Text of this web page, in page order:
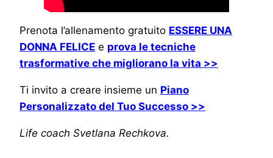
Prenota l’allenamento gratuito ESSERE UNA
DONNA FELICE e prova le tecniche
trasformative che migliorano la vita >>
Ti invito a creare insieme un Piano
Personalizzato del Tuo Successo >>
Life coach Svetlana Rechkova.